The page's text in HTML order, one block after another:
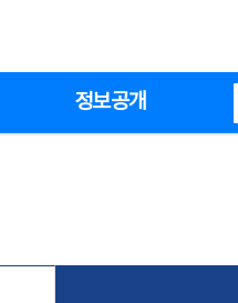
정보공개